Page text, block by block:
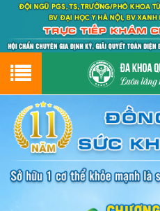
Hotline0243.9656.999tư
GIỚI THIỆU
GIỚI THIỆU VỀ
CƠ SỞ VẬT CHẤT
ĐẶT HẸN LỊCH
ĐƯỜNG TỚI